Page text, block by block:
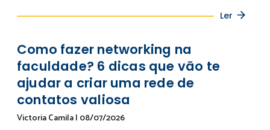
Ler
Como fazer networking na
faculdade? 6 dicas que vão te
ajudar a criar uma rede de
contatos valiosa
Victoria Camila| 08/07/2026